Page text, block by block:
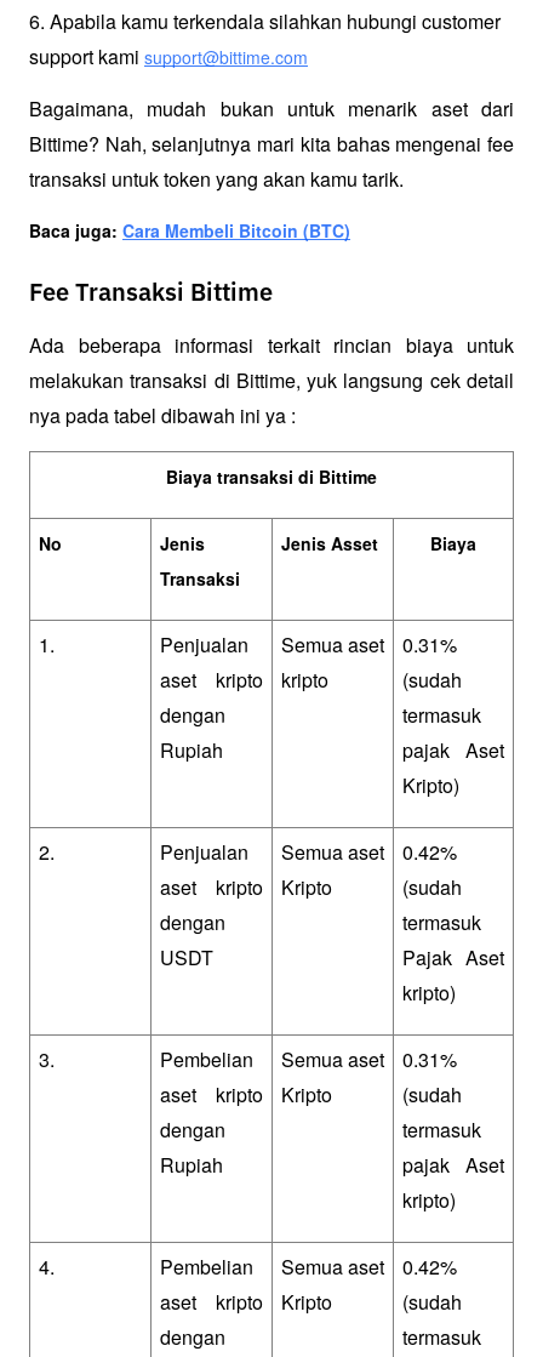
6. Apabila kamu terkendala silahkan hubungi customer
support kami support@bittime.com
Bagaimana, mudah bukan untuk menarik aset dari
Bittime? Nah, selanjutnya mari kita bahas mengenai fee
transaksi untuk token yang akan kamu tarik.
Baca juga: Cara Membeli Bitcoin (BTC)
Fee Transaksi Bittime
Ada beberapa informasi terkait rincian biaya untuk
melakukan transaksi di Bittime, yuk langsung cek detail
nya pada tabel dibawah ini ya :
Biaya transaksi di Bittime
No
Jenis
Transaksi
Jenis Asset Biaya
1.
Penjualan
aset kripto
dengan
Rupiah
Semua aset
kripto
0.31%
(sudah
termasuk
pajak Aset
Kripto)
2.
Penjualan
aset kripto
dengan
USDT
Semua aset
Kripto
0.42%
(sudah
termasuk
Pajak Aset
kripto)
3.
Pembelian
aset kripto
dengan
Rupiah
Semua aset
Kripto
0.31%
(sudah
termasuk
pajak Aset
kripto)
4.
Pembelian
aset kripto
dengan
Semua aset
Kripto
0.42%
(sudah
termasuk